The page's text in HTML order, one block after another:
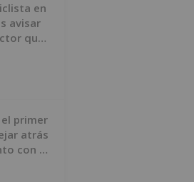
en
avisar
que
primer
atrás
con el